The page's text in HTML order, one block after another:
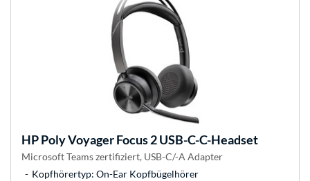
HPPoly Voyager Focus 2 USB-C-C-Headset
Microsoft Teams zertifiziert, USB-C/-A Adapter
Kopfhörertyp: On-Ear Kopfbügelhörer